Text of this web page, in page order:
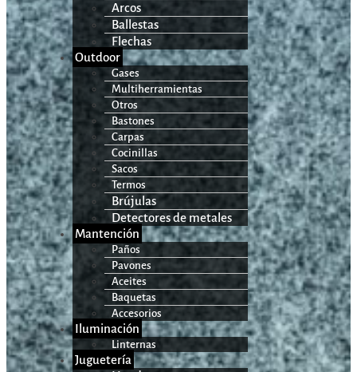
Arcos
Ballestas
Flechas
Outdoor
Gases
Multiherramientas
Otros
Bastones
Carpas
Cocinillas
Sacos
Termos
Brújulas
Detectores de metales
Mantención
Paños
Pavones
Aceites
Baquetas
Accesorios
Iluminación
Linternas
Juguetería